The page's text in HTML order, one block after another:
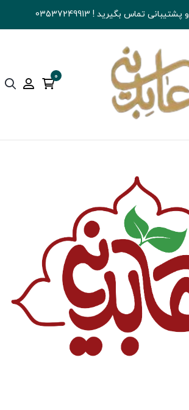
تماس بگیرید ! 03537249913
0
تنقلات بیسکوییت